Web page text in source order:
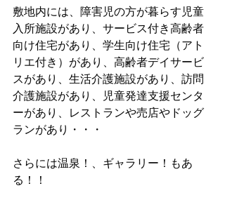
敷地内には、障害児の方が暮らす児童
入所施設があり、サービス付き高齢者
向け住宅があり、学生向け住宅（アト
リエ付き）があり、高齢者デイサービ
スがあり、生活介護施設があり、訪問
介護施設があり、児童発達支援センタ
ーがあり、レストランや売店やドッグ
ランがあり・・・
さらには温泉！、ギャラリー！もあ
る！！